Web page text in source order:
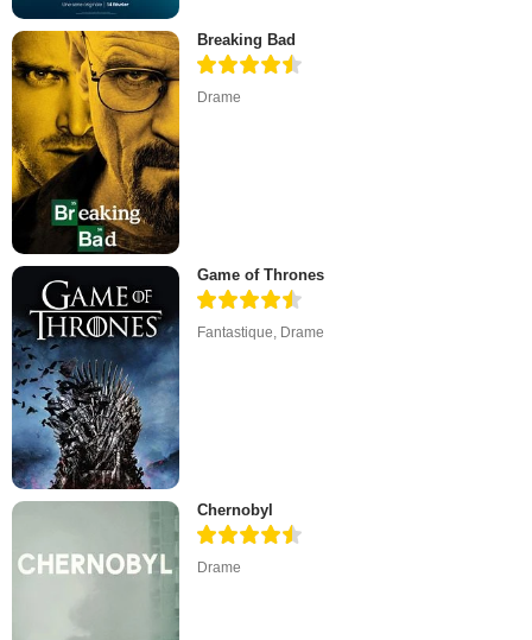
Breaking Bad
Drame
Game of Thrones
Fantastique, Drame
Chernobyl
Drame